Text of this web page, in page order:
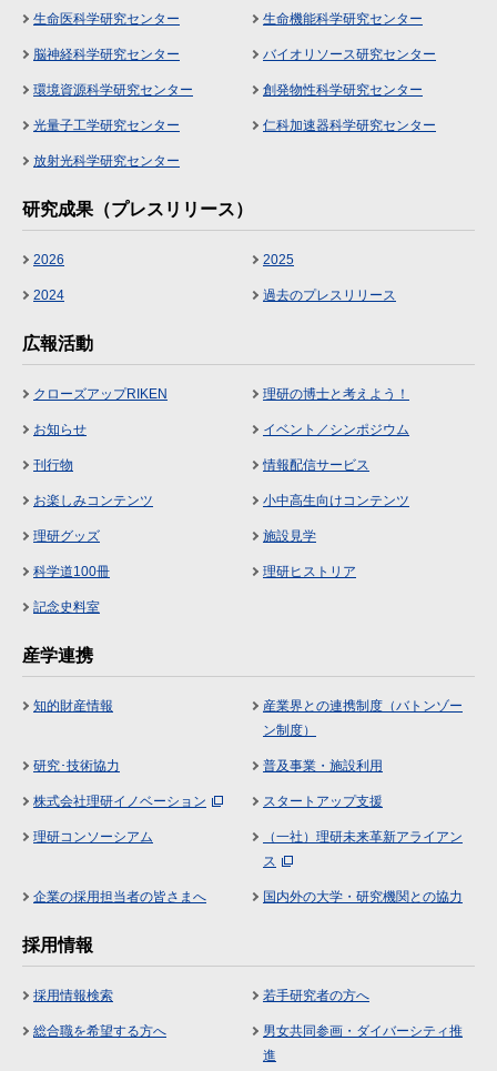
生命医科学研究センター 生命機能科学研究センター
脳神経科学研究センター バイオリソース研究センター
環境資源科学研究センター 創発物性科学研究センター
光量子工学研究センター 仁科加速器科学研究センター
放射光科学研究センター
研究成果（プレスリリース）
2026 2025
2024 過去のプレスリリース
広報活動
クローズアップRIKEN 理研の博士と考えよう！
お知らせ イベント／シンポジウム
刊行物 情報配信サービス
お楽しみコンテンツ 小中高生向けコンテンツ
理研グッズ 施設見学
科学道100冊 理研ヒストリア
記念史料室
産学連携
知的財産情報
産業界との連携制度（バトンゾー
ン制度）
研究･技術協力 普及事業・施設利用
株式会社理研イノベーション スタートアップ支援
理研コンソーシアム
（一社）理研未来革新アライアン
ス
企業の採用担当者の皆さまへ 国内外の大学・研究機関との協力
採用情報
採用情報検索 若手研究者の方へ
総合職を希望する方へ
男女共同参画・ダイバーシティ推
進